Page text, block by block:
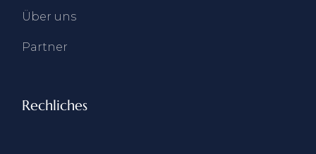
Über uns
Partner
Rechliches